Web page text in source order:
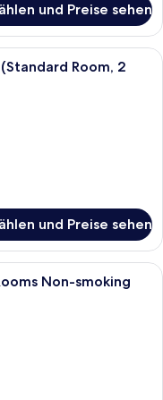
und Preise sehen
mit zwei Betten,
Room, 2
und Preise sehen
mit Bett, Fenster
Non-smoking